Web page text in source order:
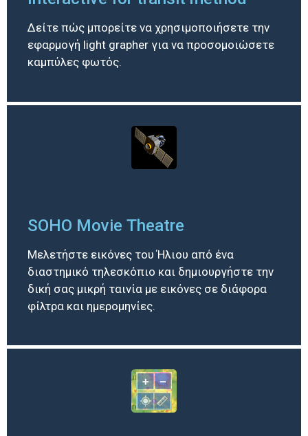
Δείτε πώς μπορείτε να χρησιμοποιήσετε την
εφαρμογή light grapher για να προσομοιώσετε
καμπύλες φωτός.
SOHO Movie Theatre
Μελετήστε εικόνες του Ήλιου από ένα
διαστημικό τηλεσκόπιο και δημιουργήστε την
δική σας μικρή ταινία με εικόνες σε διάφορα
φίλτρα και ημερομηνίες.